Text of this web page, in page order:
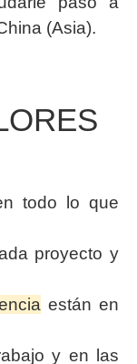
(Asia).
todo lo que
proyecto y
están en
y en las